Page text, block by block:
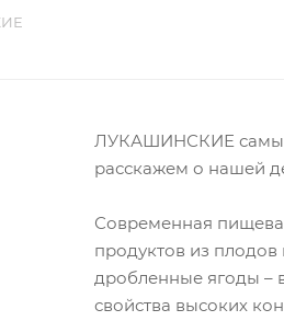
ЛУКАШИНСКИЕ
расскажем о нашей
Современная
продуктов из
дробленные ягоды –
свойства высоких